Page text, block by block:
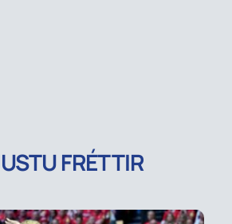
FRÉTTIR